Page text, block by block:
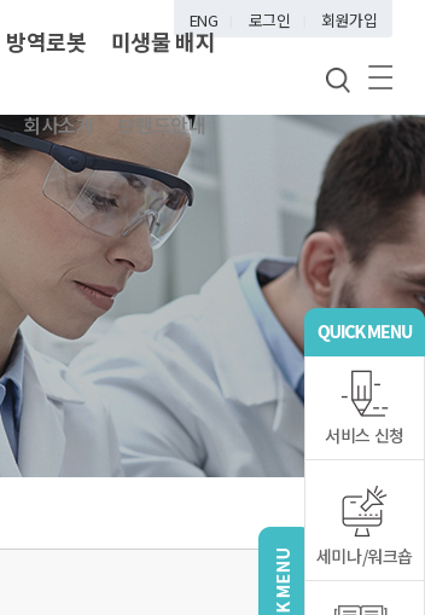
ENG 로그인 회원가입
방역로봇 미생물 배지
브랜드안내
회사소개
서비스 신청
세미나/워크숍